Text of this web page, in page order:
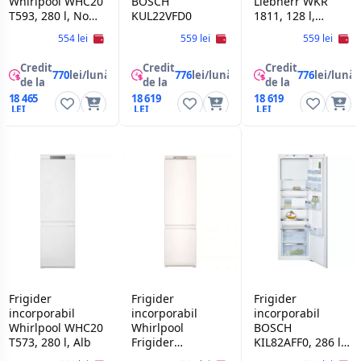
T593, 280 l, No
rapida, Display,
554 lei
Credit
de la 770lei/lună
18 465
KUL22VFD0
559 lei
Credit
de la 776lei/lună
18 619
1811, 128 l,
559 lei
Credit
de la 776lei/lună
18 619
Frigider
incorporabil
Whirlpool WHC20
T573, 280 l, Alb
Frigider
incorporabil
Whirlpool
Frigider
Frigider
incorporabil
BOSCH
KIL82AFF0, 286 l,